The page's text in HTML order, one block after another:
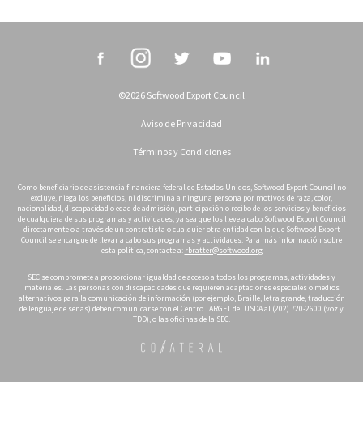
©2026 Softwood Export Council
Aviso de Privacidad
Términos y Condiciones
Como beneficiario de asistencia financiera federal de Estados Unidos, Softwood Export Council no
excluye, niega los beneficios, ni discrimina a ninguna persona por motivos de raza, color,
nacionalidad, discapacidad o edad de admisión, participación o recibo de los servicios y beneficios
de cualquiera de sus programas y actividades, ya sea que los lleve a cabo Softwood Export Council
directamente o a través de un contratista o cualquier otra entidad con la que Softwood Export
Council se encargue de llevar a cabo sus programas y actividades. Para más información sobre
esta política, contacte a: rbratter@softwood.org
SEC se compromete a proporcionar igualdad de acceso a todos los programas, actividades y
materiales. Las personas con discapacidades que requieren adaptaciones especiales o medios
alternativos para la comunicación de información (por ejemplo, Braille, letra grande, traducción
de lenguaje de señas) deben comunicarse con el Centro TARGET del USDA al (202) 720-2600 (voz y
TDD), o las oficinas de la SEC.